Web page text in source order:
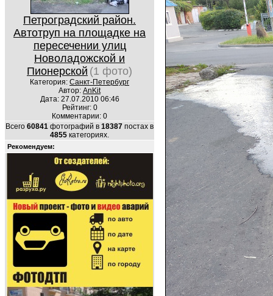
Петроградский район.
Автотруп на площадке на
пересечении улиц
Новоладожской и
Пионерской (1 фото)
Категория: Санкт-Петербург
Автор: AnKit
Дата: 27.07.2010 06:46
Рейтинг: 0
Комментарии: 0
Всего 60841 фотографий в 18387 постах в
4855 категориях.
Рекомендуем: